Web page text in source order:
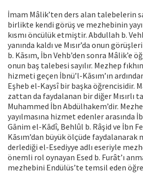
İmam Mâlik’ten ders alan talebelerin
birlikte kendi görüş ve mezhebinin
kısmı öncülük etmiştir. Abdullah b.
yanında kaldı ve Mısır’da onun
b. Kāsım, İbn Vehb’den sonra Mâlik’e
onun baş talebesi sayılır. Mezhep
hizmeti geçen İbnü’l-Kāsım’ın
Eşheb el-Kaysî bir başka öğrencisidir.
zattan da faydalanan bir diğer Mısırlı
Muhammed İbn Abdülhakem’dir.
yayılmasına hizmet edenler arasında
Gānim el-Kādî, Behlûl b. Râşid ve İbn
Kāsım’dan büyük ölçüde faydalanarak
derlediği el-Esediyye adlı eseriyle
önemli rol oynayan Esed b. Furât’ı
mezhebini Endülüs’te temsil eden